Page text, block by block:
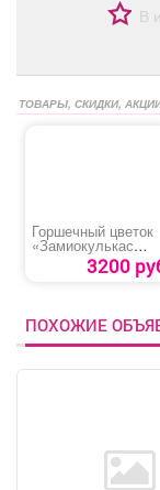
В
ТОВАРЫ, СКИДКИ,
Горшечный цветок
«Замиокулькас
3200
ПОХОЖИЕ